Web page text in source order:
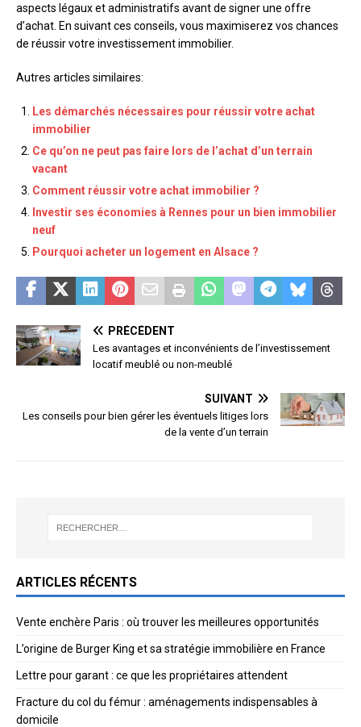
aspects légaux et administratifs avant de signer une offre
d’achat. En suivant ces conseils, vous maximiserez vos chances
de réussir votre investissement immobilier.
Autres articles similaires:
Les démarchés nécessaires pour réussir votre achat
immobilier
Ce qu’on ne peut pas faire lors de l’achat d’un terrain
vacant
Comment réussir votre achat immobilier ?
Investir ses économies à Rennes pour un bien immobilier
neuf
Pourquoi acheter un logement en Alsace ?
PRÉCÉDENT
Les avantages et inconvénients de l’investissement
locatif meublé ou non-meublé
SUIVANT
Les conseils pour bien gérer les éventuels litiges lors
de la vente d’un terrain
ARTICLES RÉCENTS
Vente enchère Paris : où trouver les meilleures opportunités
L’origine de Burger King et sa stratégie immobilière en France
Lettre pour garant : ce que les propriétaires attendent
Fracture du col du fémur : aménagements indispensables à
domicile